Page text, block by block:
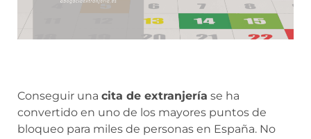
Conseguir una cita de extranjería se ha
convertido en uno de los mayores puntos de
bloqueo para miles de personas en España. No